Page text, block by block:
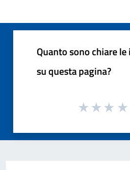
Quanto sono chiare
su questa pagina?